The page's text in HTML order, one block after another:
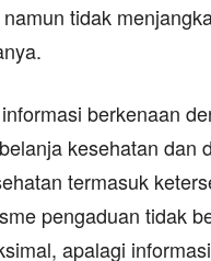
tidak
berkenaan
kesehatan dan
termasuk
pengaduan tidak
apalagi